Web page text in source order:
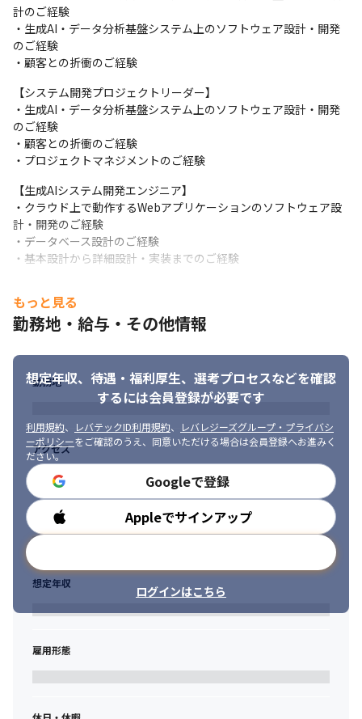
■仕事内容
DX（デジタル・トランスフォーメーション）が加速されていく市
場において、
企業内外のあらゆるデータを活用する需要はますます高まってき
ています。
この大量に蓄積されたデータを活用するため、生成ＡＩを活用す
るシステムを提案し、開発・構築します。
また、生成ＡＩのシステムでも必要となる、データ基盤のシステ
ムを構築しており、インフラ設計・構築から
基幹となるデータベース設計、BIダッシュボードによる可視化ま
最先端のクラウド技術を駆使し、顧客へ今までにない価値を提供
すべく、事業を展開しています。
【システムコンサルタント】
顧客のIT環境や資源、予算等に合わせて最適な生成ＡＩ・データ
・顧客のデータ利活用、IT化計画に対する支援、ソリューション
提案
・生成ＡＩ・データ分析基盤を構築するプロジェクト全体計画の
立案
・生成ＡＩ・データ分析基盤全体のシステムアーキテクチャの策
【システム開発プロジェクトリーダー】
生成ＡＩ・データ分析基盤全体のアーキテクチャを設計し、
要件定義や基本設計といった上流設計を行います。
設計工程以降では、開発体制のリーダーポジションとして、
プロジェクトのマネジメントを担当します。
・生成ＡＩ・データ分析基盤全体のシステムアーキテクチャの策
・プロジェクト遂行における顧客との折衝
・要件定義・設計・実装・試験の各工程のマネジメント
・生成ＡＩ・データ分析基盤開発の要件定義、上流設計
生成ＡＩを活用したシステムを構成する、システムバックエンド
各種データを管理するデータベース設計、
す。
計のご経験
・生成AI・データ分析基盤システム上のソフトウェア設計・開発
のご経験
・顧客との折衝のご経験
【システム開発プロジェクトリーダー】
・生成AI・データ分析基盤システム上のソフトウェア設計・開発
のご経験
・顧客との折衝のご経験
・プロジェクトマネジメントのご経験
【生成AIシステム開発エンジニア】
・クラウド上で動作するWebアプリケーションのソフトウェア設
計・開発のご経験
・データベース設計のご経験
・基本設計から詳細設計・実装までのご経験
・データ分析基盤システム上のソフトウェア設計・開発のご経験
・データベース設計のご経験
ご経験
・基本設計から詳細設計・実装までのご経験
・生成AIサービスを利用したシステムの設計・実装のご経験
・ETLツールを使った設計・実装のご経験
・BIツールを使った画面設計・実装のご経験
・MDM（マスターデータマネジメント）システム開発のご経験
・機械学習に関する設計・実装のご経験
■ 求める人物像
・素直で謙虚で元気に業務に取り組み、能動的でチームワークを
重んじる方
・顧客とのコミュニケーションを円滑に行い、自社と顧客の両方
の利益を考えて行動できる方
・テンポ良く会話できる方
もっと見る
勤務地・給与・その他情報
想定年収、待遇・福利厚生、 選考プロセスなどを確認
するには会員登録が必要です
利用規約、 レバテックID利用規約、
レバレジーズグループ・プライバシ
ーポリシーをご確認のうえ、同意いただける場合は会員登録へお進みく
ださい。
Googleで登録
Appleでサインアップ
ログインはこちら
勤務地
アクセス
勤務時間
想定年収
雇用形態